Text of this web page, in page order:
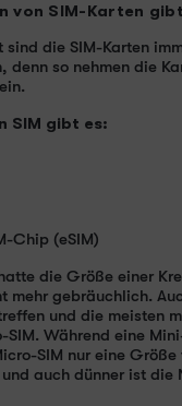
von SIM-Karten
sind die SIM-Karten
denn so nehmen die
SIM gibt es:
Chip (eSIM)
die Größe einer
mehr gebräuchlich.
und die meisten
SIM. Während eine
SIM nur eine Größe
auch dünner ist die